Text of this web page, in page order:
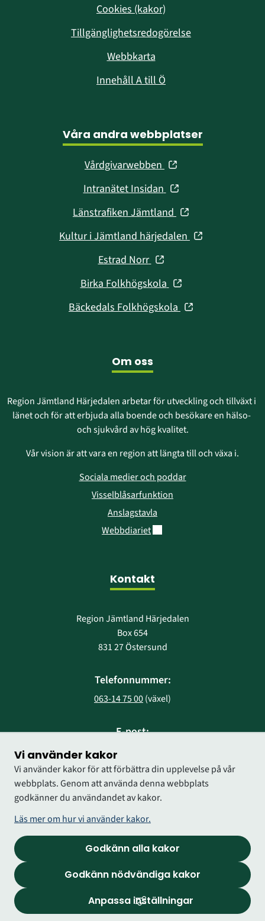
Vi använder kakor
Vi använder kakor för att förbättra din upplevelse på vår
webbplats. Genom att använda denna webbplats
godkänner du användandet av kakor.
Läs mer om hur vi använder kakor.
Godkänn alla kakor
Godkänn nödvändiga kakor
Anpassa inställningar
Cookies (kakor)
Tillgänglighetsredogörelse
Webbkarta
Innehåll A till Ö
Våra andra webbplatser
Vårdgivarwebben (öppnas
nytt
fönster)
Intranätet Insidan (öppnas
nytt
fönster)
Länstrafiken Jämtland (öppnas
nytt
Kultur i Jämtland härjedalen (öppnas
Estrad Norr (öppnas
nytt
fönster)
Birka Folkhögskola (öppnas
nytt
Bäckedals Folkhögskola (öppnas
Om oss
Region Jämtland Härjedalen arbetar för utveckling och tillväxt i
länet och för att erbjuda alla boende och besökare en hälso-
och sjukvård av hög kvalitet.
Vår vision är att vara en region att längta till och växa i.
Sociala medier och poddar
Visselblåsarfunktion
Anslagstavla
WebbdiarietLänk till annan webbplats.
Kontakt
Region Jämtland Härjedalen
Box 654
831 27 Östersund
Telefonnummer:
063-14 75 00 (växel)
E-post:
region@regionjh.se
Logga in